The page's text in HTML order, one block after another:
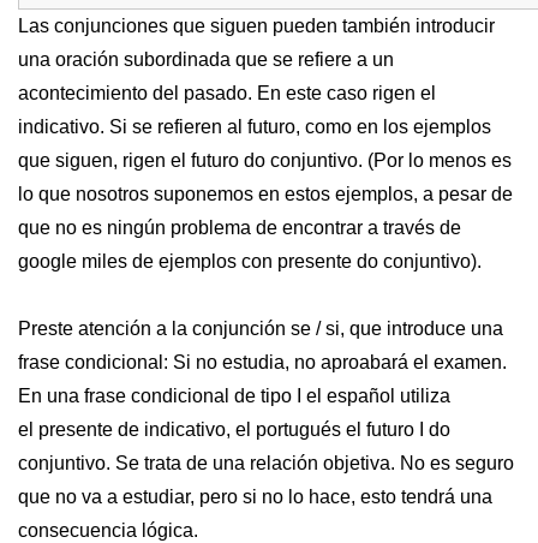
Las conjunciones que siguen pueden también introducir
una oración subordinada que se refiere a un
acontecimiento del pasado. En este caso rigen el
indicativo. Si se refieren al futuro, como en los ejemplos
que siguen, rigen el futuro do conjuntivo. (Por lo menos es
lo que nosotros suponemos en estos ejemplos, a pesar de
que no es ningún problema de encontrar a través de
google miles de ejemplos con presente do conjuntivo).
Preste atención a la conjunción se / si, que introduce una
frase condicional: Si no estudia, no aproabará el examen.
En una frase condicional de tipo I el español utiliza
el presente de indicativo, el portugués el futuro I do
conjuntivo. Se trata de una relación objetiva. No es seguro
que no va a estudiar, pero si no lo hace, esto tendrá una
consecuencia lógica.